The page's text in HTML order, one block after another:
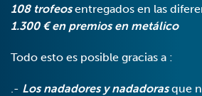
108 trofeosentregados en las
1.300 € en premios en metálico
Todo esto es posible gracias a :
.- Los nadadores y nadadoras que